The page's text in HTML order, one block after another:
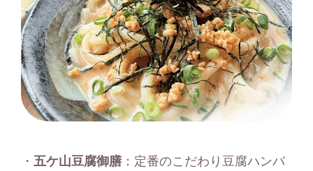
・ 五ケ山豆腐御膳：定番のこだわり豆腐ハンバ